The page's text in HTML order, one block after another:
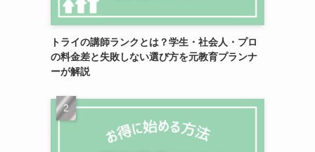
トライの講師ランクとは？学生・社会人・プロ
の料金差と失敗しない選び方を元教育プランナ
ーが解説